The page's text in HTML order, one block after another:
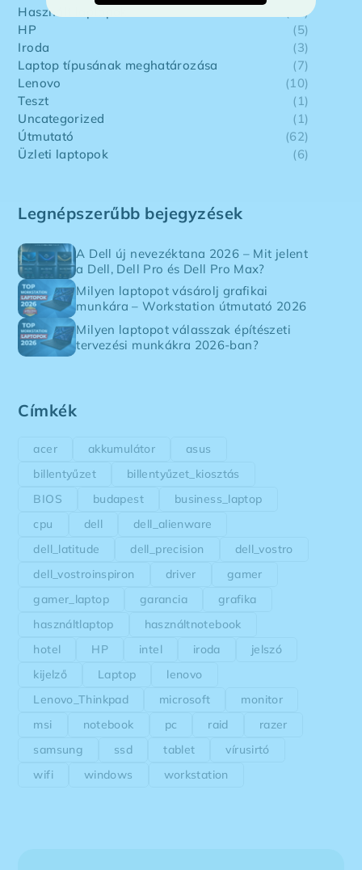
Használt laptopok
(34)
HP
(5)
Iroda
(3)
Laptop típusának meghatározása
(7)
Lenovo
(10)
Teszt
(1)
Uncategorized
(1)
Útmutató
(62)
Üzleti laptopok
(6)
Legnépszerűbb bejegyzések
A Dell új nevezéktana 2026 – Mit jelent
a Dell, Dell Pro és Dell Pro Max?
Milyen laptopot vásárolj grafikai
munkára – Workstation útmutató 2026
Milyen laptopot válasszak építészeti
tervezési munkákra 2026-ban?
Címkék
acer akkumulátor
asus
billentyűzet
billentyűzet_kiosztás
BIOS
budapest
business_laptop
cpu
dell
dell_alienware
dell_latitude
dell_precision
dell_vostro
dell_vostroinspiron
driver
gamer
gamer_laptop
garancia
grafika
használtlaptop
használtnotebook
hotel
HP intel iroda
jelszó
kijelző
Laptop
lenovo
Lenovo_Thinkpad
microsoft
monitor
msi
notebook pc raid
razer
samsung
ssd tablet
vírusirtó
wifi
windows workstation